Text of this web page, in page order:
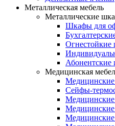
Металлическая мебель
Металлические
Шкафы для
Медицинская
Медицинские
Сейфы-
Медицинские
Медицинские